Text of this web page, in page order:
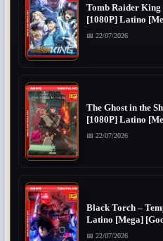
Tomb Raider King
[1080P] Latino
📅 22/07/2026
The Ghost in the
[1080P] Latino
📅 22/07/2026
Black Torch –
Latino [Mega]
📅 22/07/2026